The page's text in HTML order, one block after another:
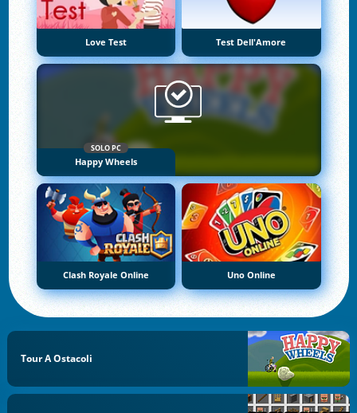
Love Test Test Dell'Amore
SOLO PC
Happy Wheels
Clash Royale Online Uno Online
Tour A Ostacoli